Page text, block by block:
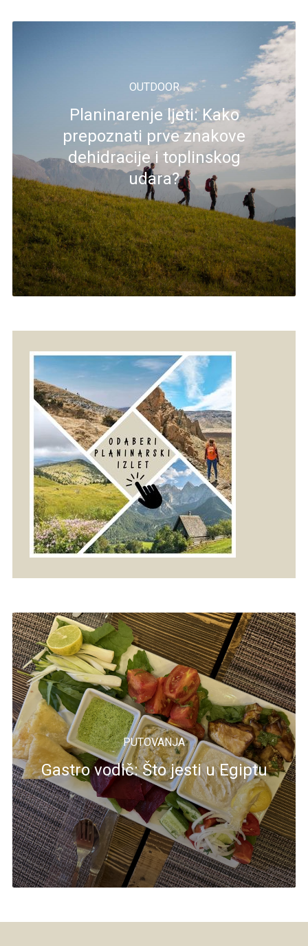
OUTDOOR
Planinarenje ljeti: Kako
prepoznati prve znakove
dehidracije i toplinskog
udara?
PUTOVANJA
Gastro vodič: Što jesti u Egiptu